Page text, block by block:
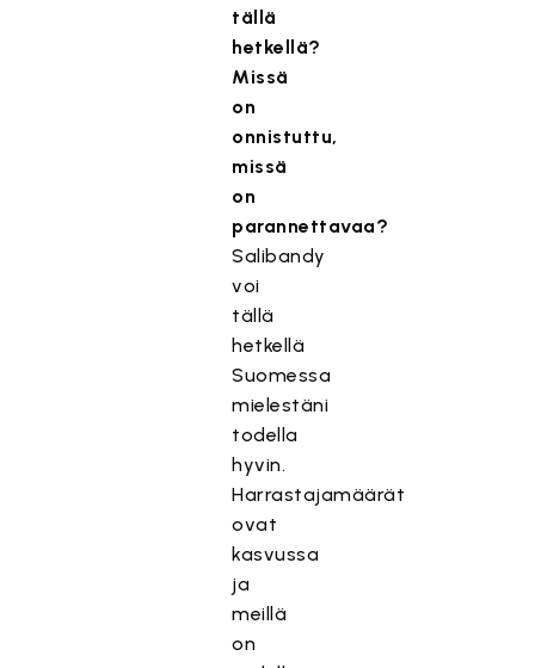
tällä
hetkellä?
Missä
on
onnistuttu,
missä
on
parannettavaa?
Salibandy
voi
tällä
hetkellä
Suomessa
mielestäni
todella
hyvin.
Harrastajamäärät
ovat
kasvussa
ja
meillä
on